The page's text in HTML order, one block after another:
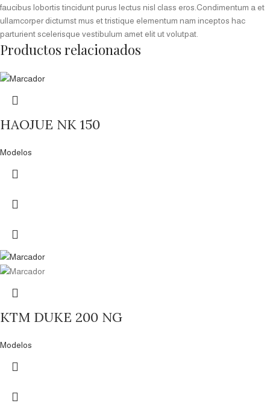
faucibus lobortis tincidunt purus lectus nisl class eros.Condimentum a et
ullamcorper dictumst mus et tristique elementum nam inceptos hac
parturient scelerisque vestibulum amet elit ut volutpat.
Productos relacionados
HAOJUE NK 150
Modelos
KTM DUKE 200 NG
Modelos